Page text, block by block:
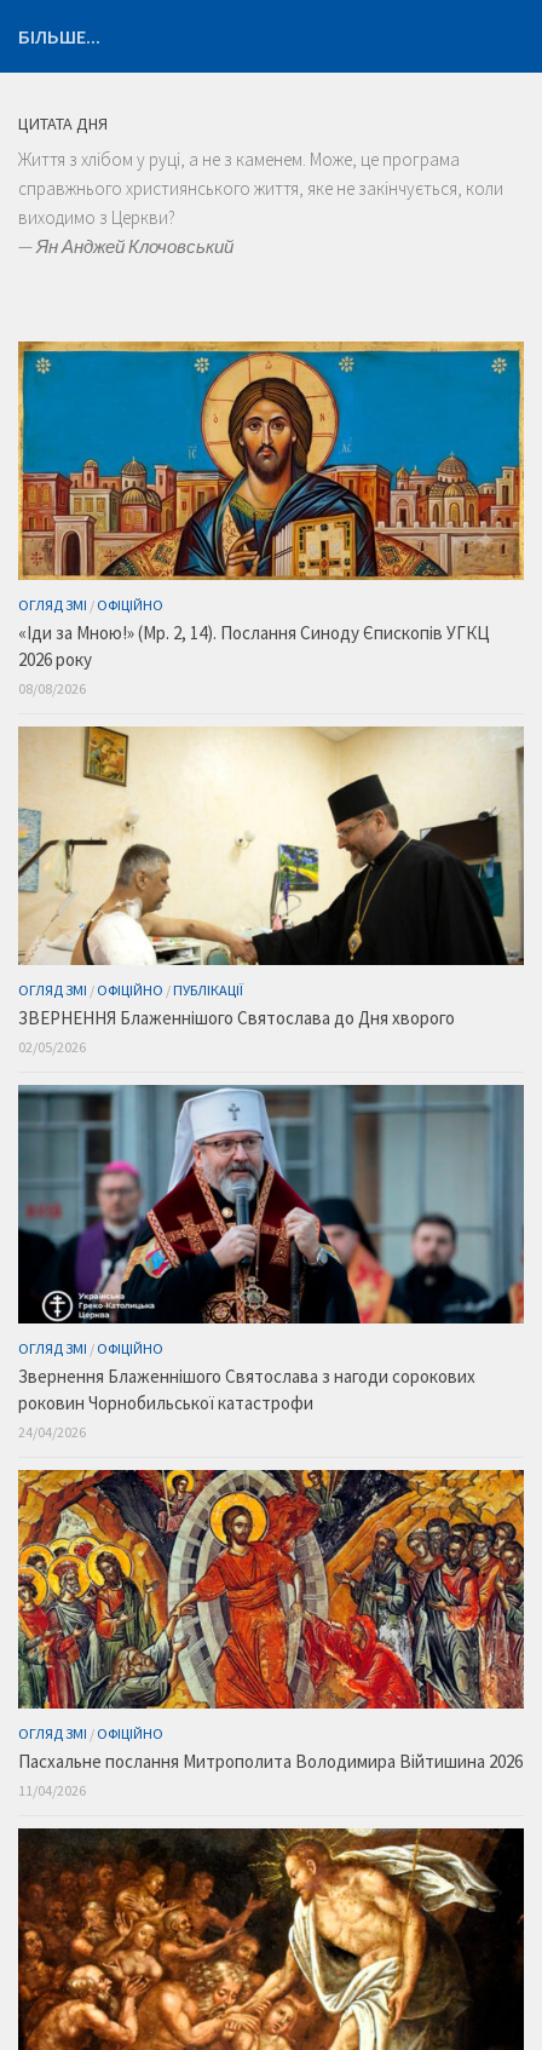
БІЛЬШЕ...
ЦИТАТА ДНЯ
Життя з хлібом у руці, а не з каменем. Може, це програма
справжнього християнського життя, яке не закінчується, коли
виходимо з Церкви?
—Ян Анджей Клочовський
ОГЛЯД ЗМІ / ОФІЦІЙНО
«Іди за Мною!» (Мр. 2, 14). Послання Синоду Єпископів УГКЦ
2026 року
08/08/2026
ОГЛЯД ЗМІ / ОФІЦІЙНО /ПУБЛІКАЦІЇ
ЗВЕРНЕННЯ Блаженнішого Святослава до Дня хворого
02/05/2026
ОГЛЯД ЗМІ / ОФІЦІЙНО
Звернення Блаженнішого Святослава з нагоди сорокових
роковин Чорнобильської катастрофи
24/04/2026
ОГЛЯД ЗМІ / ОФІЦІЙНО
Пасхальне послання Митрополита Володимира Війтишина 2026
11/04/2026